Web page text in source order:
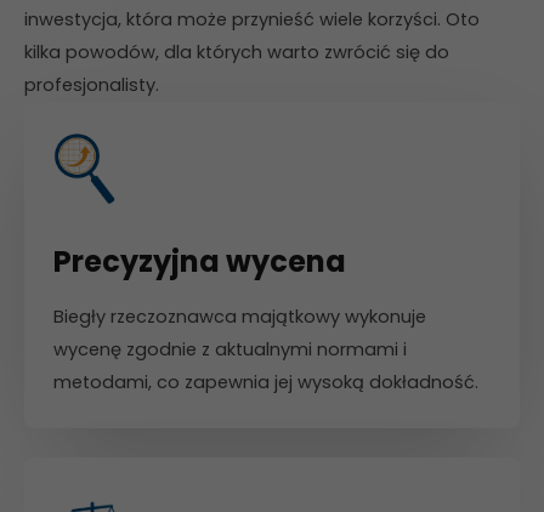
inwestycja, która może przynieść wiele korzyści. Oto
kilka powodów, dla których warto zwrócić się do
profesjonalisty.
Precyzyjna wycena
Biegły rzeczoznawca majątkowy wykonuje
wycenę zgodnie z aktualnymi normami i
metodami, co zapewnia jej wysoką dokładność.